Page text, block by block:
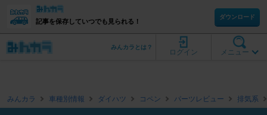
記事を保存していつでも見られる！
ダウンロード
メニュー
ログイン
みんカラとは？
みんカラ 車種別情報 ダイハツ コペン パーツレビュー 排気系